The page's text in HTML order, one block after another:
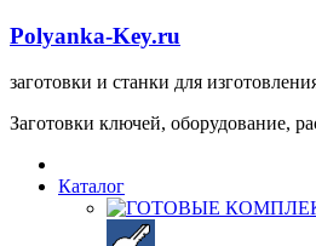
Polyanka-Key.ru
заготовки и станки для
Заготовки ключей, оборудование,
Каталог